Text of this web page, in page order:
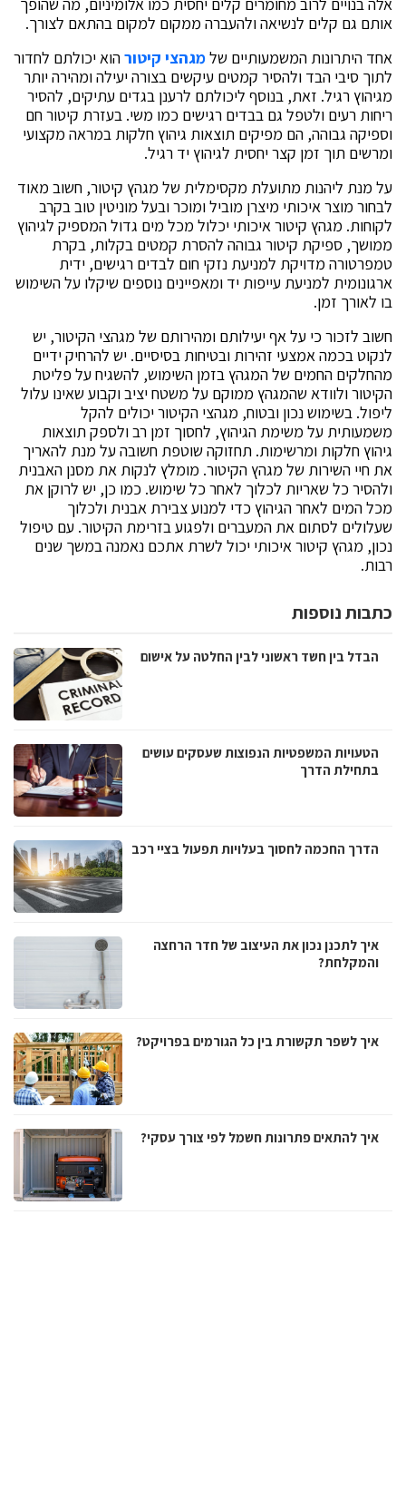
אותם גם קלים לנשיאה ולהעברה ממקום למקום בהתאם לצורך.
אחד היתרונות המשמעותיים שלמגהצי קיטורהוא יכולתם לחדור
לתוך סיבי הבד ולהסיר קמטים עיקשים בצורה יעילה ומהירה יותר
מגיהוץ רגיל. זאת, בנוסף ליכולתם לרענן בגדים עתיקים, להסיר
ריחות רעים ולטפל גם בבדים רגישים כמו משי. בעזרת קיטור חם
וספיקה גבוהה, הם מפיקים תוצאות גיהוץ חלקות במראה מקצועי
ומרשים תוך זמן קצר יחסית לגיהוץ יד רגיל.
על מנת ליהנות מתועלת מקסימלית של מגהץ קיטור, חשוב מאוד
לבחור מוצר איכותי מיצרן מוביל ומוכר ובעל מוניטין טוב בקרב
לקוחות. מגהץ קיטור איכותי יכלול מכל מים גדול המספיק לגיהוץ
ממושך, ספיקת קיטור גבוהה להסרת קמטים בקלות, בקרת
טמפרטורה מדויקת למניעת נזקי חום לבדים רגישים, ידית
ארגונומית למניעת עייפות יד ומאפיינים נוספים שיקלו על השימוש
בו לאורך זמן.
חשוב לזכור כי על אף יעילותם ומהירותם של מגהצי הקיטור, יש
לנקוט בכמה אמצעי זהירות ובטיחות בסיסיים. יש להרחיק ידיים
מהחלקים החמים של המגהץ בזמן השימוש, להשגיח על פליטת
הקיטור ולוודא שהמגהץ ממוקם על משטח יציב וקבוע שאינו עלול
ליפול. בשימוש נכון ובטוח, מגהצי הקיטור יכולים להקל
משמעותית על משימת הגיהוץ, לחסוך זמן רב ולספק תוצאות
גיהוץ חלקות ומרשימות. תחזוקה שוטפת חשובה על מנת להאריך
את חיי השירות של מגהץ הקיטור. מומלץ לנקות את מסנן האבנית
ולהסיר כל שאריות לכלוך לאחר כל שימוש. כמו כן, יש לרוקן את
מכל המים לאחר הגיהוץ כדי למנוע צבירת אבנית ולכלוך
שעלולים לסתום את המעברים ולפגוע בזרימת הקיטור. עם טיפול
נכון, מגהץ קיטור איכותי יכול לשרת אתכם נאמנה במשך שנים
רבות.
כתבות נוספות
הבדל בין חשד ראשוני לבין החלטה על אישום
הטעויות המשפטיות הנפוצות שעסקים עושים
בתחילת הדרך
הדרך החכמה לחסוך בעלויות תפעול בציי רכב
איך לתכנן נכון את העיצוב של חדר הרחצה
והמקלחת?
איך לשפר תקשורת בין כל הגורמים בפרויקט?
איך להתאים פתרונות חשמל לפי צורך עסקי?